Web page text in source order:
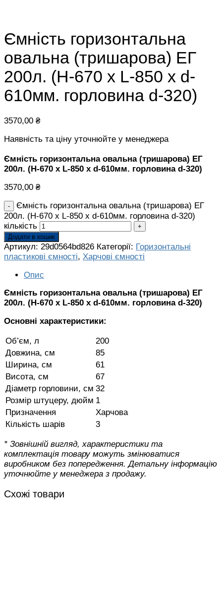
Ємність горизонтальна
овальна (тришарова) ЕГ
200л. (H-670 х L-850 х d-
610мм. горловина d-320)
3570,00 ₴
Наявність та ціну уточнюйте у менеджера
Ємність горизонтальна овальна (тришарова) ЕГ
200л. (H-670 х L-850 х d-610мм. горловина d-320)
3570,00 ₴
Ємність горизонтальна овальна (тришарова) ЕГ
200л. (H-670 х L-850 х d-610мм. горловина d-320)
кількість
Додати в кошик
Артикул: 29d0564bd826 Категорії: Горизонтальні
пластикові ємності, Харчові ємності
Опис
Ємність горизонтальна овальна (тришарова) ЕГ
200л. (H-670 х L-850 х d-610мм. горловина d-320)
Основні характеристики:
Об’єм, л
200
Довжина, см
85
Ширина, см
61
Висота, см
67
Діаметр горловини, см 32
Розмір штуцеру, дюйм 1
Призначення
Харчова
Кількість шарів
3
* Зовнішній вигляд, характеристики та
комплектація товару можуть змінюватися
виробником без попередження. Детальну інформацію
уточнюйте у менеджера з продажу.
Схожі товари